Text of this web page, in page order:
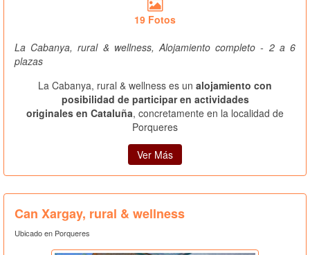
19 Fotos
La Cabanya, rural & wellness, Alojamiento completo - 2 a 6
plazas
La Cabanya, rural & wellness es un alojamiento con
posibilidad de participar en actividades
originales en Cataluña, concretamente en la localidad de
Porqueres
Ver Más
Can Xargay, rural & wellness
Ubicado en Porqueres